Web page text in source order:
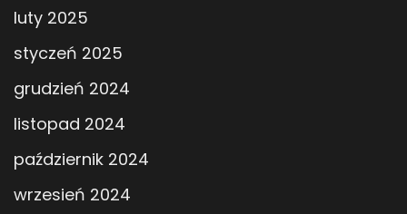
luty 2025
styczeń 2025
grudzień 2024
listopad 2024
październik 2024
wrzesień 2024